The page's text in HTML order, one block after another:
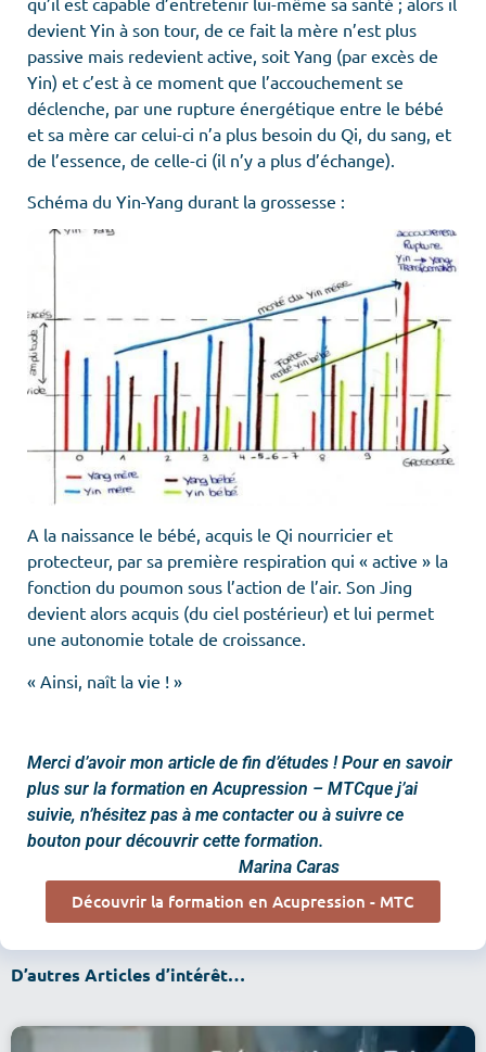
devient Yin à son tour, de ce fait la mère n’est plus
passive mais redevient active, soit Yang (par excès de
Yin) et c’est à ce moment que l’accouchement se
déclenche, par une rupture énergétique entre le bébé
et sa mère car celui-ci n’a plus besoin du Qi, du sang, et
de l’essence, de celle-ci (il n’y a plus d’échange).
Schéma du Yin-Yang durant la grossesse :
A la naissance le bébé, acquis le Qi nourricier et
protecteur, par sa première respiration qui « active » la
fonction du poumon sous l’action de l’air. Son Jing
devient alors acquis (du ciel postérieur) et lui permet
une autonomie totale de croissance.
« Ainsi, naît la vie ! »
Merci d’avoir mon article de fin d’études ! Pour en savoir
plus sur la formation en Acupression – MTCque j’ai
suivie, n’hésitez pas à me contacter ou à suivre ce
bouton pour découvrir cette formation.
Marina Caras
Découvrir la formation en Acupression - MTC
D’autres Articles d’intérêt…